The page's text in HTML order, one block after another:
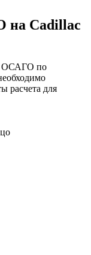
на Cadillac
ОСАГО по
расчета для